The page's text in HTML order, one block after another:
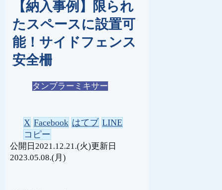
【納入事例】限られ
たスペースに設置可
能！サイドフェンス
安全柵
タンブラーミキサー
X Facebook はてブ LINE
コピー
2021.12.21.(火)
2023.05.08.(月)